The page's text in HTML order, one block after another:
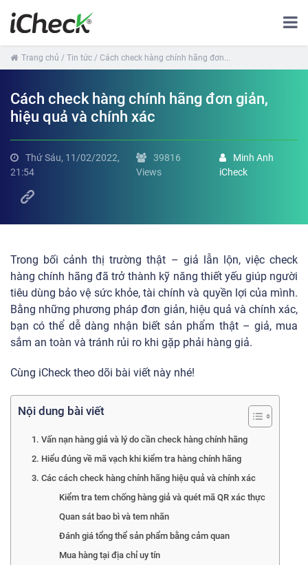
Trang chủ / Tin tức / Cách check hàng chính hãng đơn...
Cách check hàng chính hãng đơn giản,
hiệu quả và chính xác
Thứ Sáu, 11/02/2022,
21:54
39816
Views
Minh Anh
iCheck
Trong bối cảnh thị trường thật – giả lẫn lộn, việc check
hàng chính hãng đã trở thành kỹ năng thiết yếu giúp người
tiêu dùng bảo vệ sức khỏe, tài chính và quyền lợi của mình.
Bằng những phương pháp đơn giản, hiệu quả và chính xác,
bạn có thể dễ dàng nhận biết sản phẩm thật – giả, mua
sắm an toàn và tránh rủi ro khi gặp phải hàng giả.
Cùng iCheck theo dõi bài viết này nhé!
Nội dung bài viết
1. Vấn nạn hàng giả và lý do cần check hàng chính hãng
2. Hiểu đúng về mã vạch khi kiểm tra hàng chính hãng
3. Các cách check hàng chính hãng hiệu quả và chính xác
Kiểm tra tem chống hàng giả và quét mã QR xác thực
Quan sát bao bì và tem nhãn
Đánh giá tổng thể sản phẩm bằng cảm quan
Mua hàng tại địa chỉ uy tín